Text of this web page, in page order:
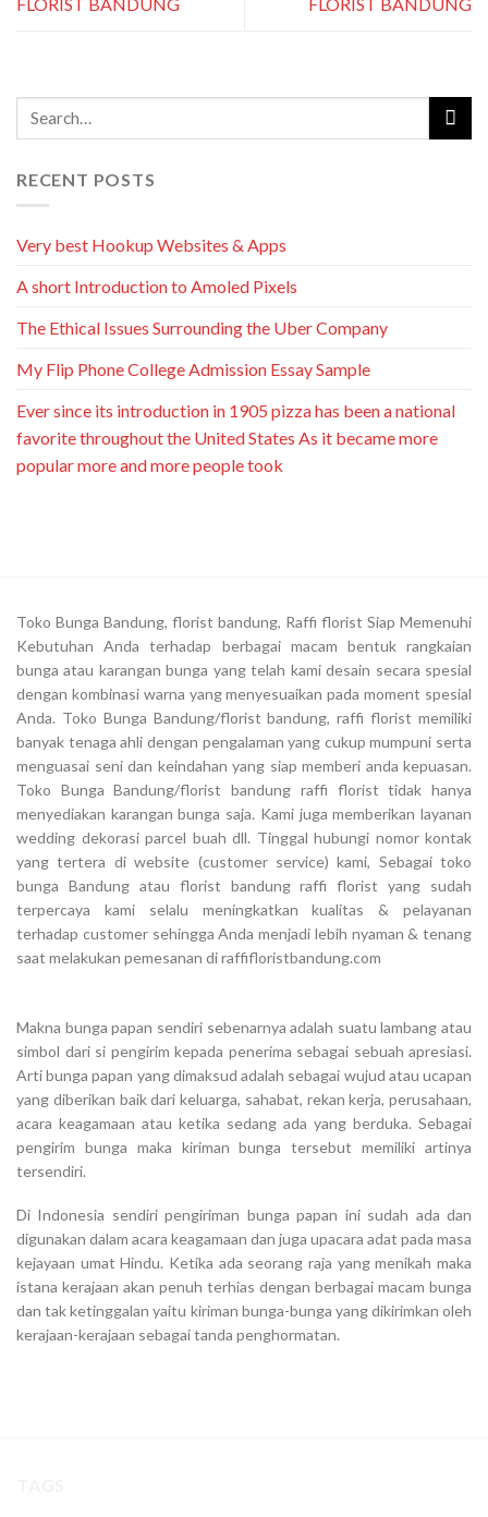
FLORIST BANDUNG FLORIST BANDUNG
RECENT POSTS
Very best Hookup Websites & Apps
A short Introduction to Amoled Pixels
The Ethical Issues Surrounding the Uber Company
My Flip Phone College Admission Essay Sample
Ever since its introduction in 1905 pizza has been a national
favorite throughout the United States As it became more
popular more and more people took
Toko Bunga Bandung, florist bandung, Raffi florist Siap Memenuhi
Kebutuhan Anda terhadap berbagai macam bentuk rangkaian
bunga atau karangan bunga yang telah kami desain secara spesial
dengan kombinasi warna yang menyesuaikan pada moment spesial
Anda. Toko Bunga Bandung/florist bandung, raffi florist memiliki
banyak tenaga ahli dengan pengalaman yang cukup mumpuni serta
menguasai seni dan keindahan yang siap memberi anda kepuasan.
Toko Bunga Bandung/florist bandung raffi florist tidak hanya
menyediakan karangan bunga saja. Kami juga memberikan layanan
wedding dekorasi parcel buah dll. Tinggal hubungi nomor kontak
yang tertera di website (customer service) kami, Sebagai toko
bunga Bandung atau florist bandung raffi florist yang sudah
terpercaya kami selalu meningkatkan kualitas & pelayanan
terhadap customer sehingga Anda menjadi lebih nyaman & tenang
saat melakukan pemesanan di raffifloristbandung.com
Makna bunga papan sendiri sebenarnya adalah suatu lambang atau
simbol dari si pengirim kepada penerima sebagai sebuah apresiasi.
Arti bunga papan yang dimaksud adalah sebagai wujud atau ucapan
yang diberikan baik dari keluarga, sahabat, rekan kerja, perusahaan,
acara keagamaan atau ketika sedang ada yang berduka. Sebagai
pengirim bunga maka kiriman bunga tersebut memiliki artinya
tersendiri.
Di Indonesia sendiri pengiriman bunga papan ini sudah ada dan
digunakan dalam acara keagamaan dan juga upacara adat pada masa
kejayaan umat Hindu. Ketika ada seorang raja yang menikah maka
istana kerajaan akan penuh terhias dengan berbagai macam bunga
dan tak ketinggalan yaitu kiriman bunga-bunga yang dikirimkan oleh
kerajaan-kerajaan sebagai tanda penghormatan.